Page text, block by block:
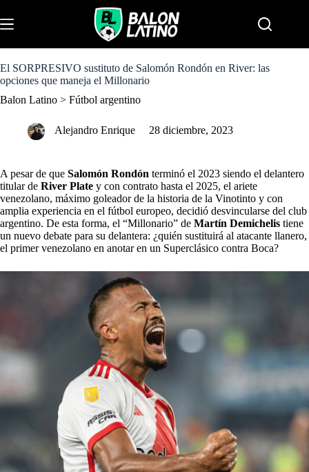
k
i
o
c
n
El SORPRESIVO sustituto de Salomón Rondón en River: las
opciones que maneja el Millonario
Balon Latino > Fútbol argentino
Alejandro Enrique 28 diciembre, 2023
A pesar de que Salomón Rondón terminó el 2023 siendo el delantero
titular de River Plate y con contrato hasta el 2025, el ariete
venezolano, máximo goleador de la historia de la Vinotinto y con
amplia experiencia en el fútbol europeo, decidió desvincularse del club
argentino. De esta forma, el “Millonario” de Martín Demichelis tiene
un nuevo debate para su delantera: ¿quién sustituirá al atacante llanero,
el primer venezolano en anotar en un Superclásico contra Boca?